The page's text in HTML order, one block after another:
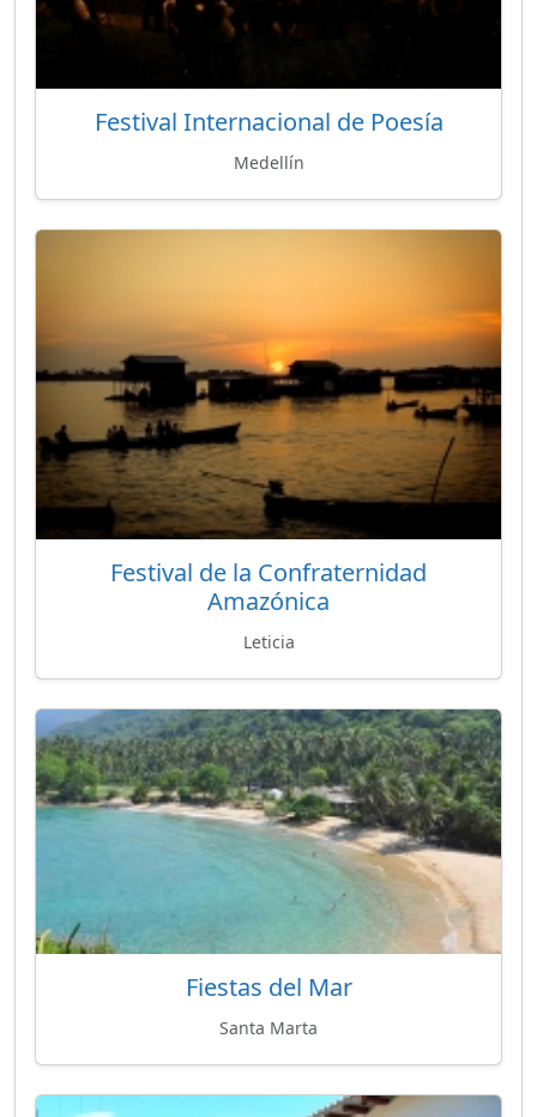
Festival Internacional de Poesía
Medellín
Festival de la Confraternidad
Amazónica
Leticia
Fiestas del Mar
Santa Marta